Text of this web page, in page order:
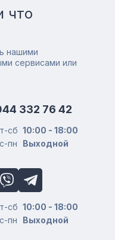
что
нашими
сервисами или
332 76 42
сб 10:00 - 18:00
пн
Выходной
сб 10:00 - 18:00
пн
Выходной